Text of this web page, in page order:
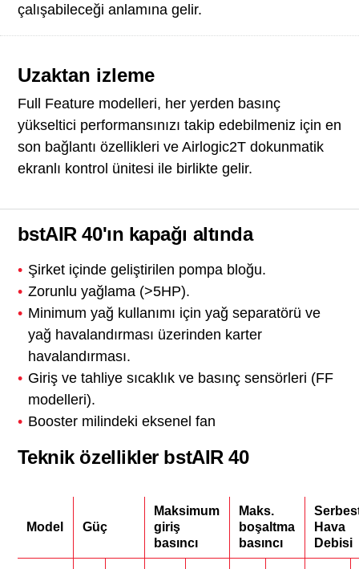
çalışabileceği anlamına gelir.
Uzaktan izleme
Full Feature modelleri, her yerden basınç
yükseltici performansınızı takip edebilmeniz için en
son bağlantı özellikleri ve Airlogic2T dokunmatik
ekranlı kontrol ünitesi ile birlikte gelir.
bstAIR 40'ın kapağı altında
Şirket içinde geliştirilen pompa bloğu.
Zorunlu yağlama (>5HP).
Minimum yağ kullanımı için yağ separatörü ve
yağ havalandırması üzerinden karter
havalandırması.
Giriş ve tahliye sıcaklık ve basınç sensörleri (FF
modelleri).
Booster milindeki eksenel fan
Teknik özellikler bstAIR 40
Model Güç
Maksimum
giriş
basıncı
Maks.
boşaltma
basıncı
Hava
Debisi